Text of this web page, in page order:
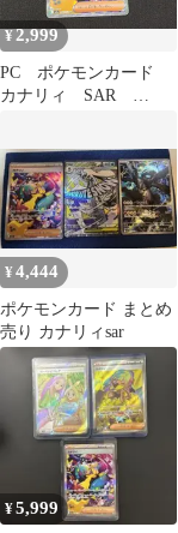
¥2,999
PC ポケモンカード
カナリィ SAR
¥4,444
ポケモンカード まとめ
売り カナリィsar
¥5,999